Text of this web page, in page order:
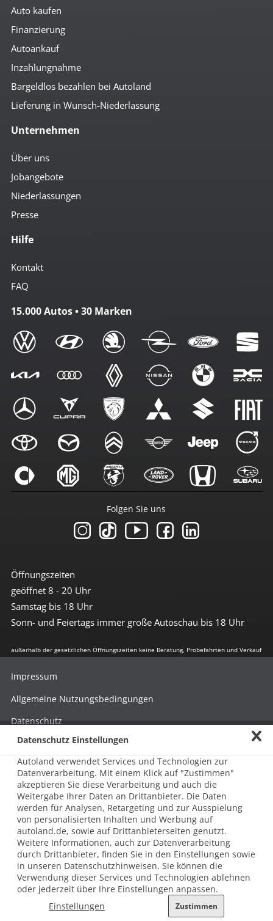
Auto kaufen
Finanzierung
Autoankauf
Inzahlungnahme
Bargeldlos bezahlen bei Autoland
Lieferung in Wunsch-Niederlassung
Unternehmen
Über uns
Jobangebote
Niederlassungen
Presse
Hilfe
Kontakt
FAQ
15.000 Autos • 30 Marken
Öffnungszeiten
geöffnet 8 - 20 Uhr
Samstag bis 18 Uhr
Sonn- und Feiertags immer große Autoschau bis 18 Uhr
Folgen Sie uns
außerhalb der gesetzlichen Öffnungszeiten keine Beratung, Probefahrten und Verkauf
© 2026 AUTOLAND 24 SE & Co. Betriebs KG
Werner-von-Siemens-Str. 2, 06796 Brehna, Deutschland
Impressum
Allgemeine Nutzungsbedingungen
Datenschutz
Hinweisgebersystem nach HinSchG
Beschwerde nach LkSG
Grundsatzerklärung zum LkSG
Datenschutz Einstellungen
Autoland verwendet Services und Technologien zur
Datenverarbeitung. Mit einem Klick auf "Zustimmen"
akzeptieren Sie diese Verarbeitung und auch die
Weitergabe Ihrer Daten an Drittanbieter. Die Daten
werden für Analysen, Retargeting und zur Ausspielung
von personalisierten Inhalten und Werbung auf
autoland.de, sowie auf Drittanbieterseiten genutzt.
Weitere Informationen, auch zur Datenverarbeitung
durch Drittanbieter, finden Sie in den Einstellungen sowie
in unseren Datenschutzhinweisen. Sie können die
Verwendung dieser Services und Technologien ablehnen
oder jederzeit über Ihre Einstellungen anpassen.
Einstellungen
Zustimmen